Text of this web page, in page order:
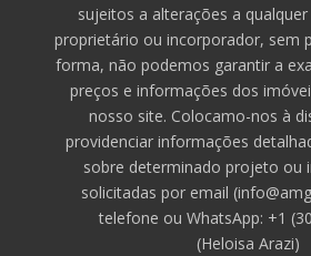
sujeitos a alterações a
proprietário ou incorporador, sem
forma, não podemos garantir a
preços e informações dos
nosso site. Colocamo-nos à
providenciar informações
sobre determinado projeto ou
solicitadas por email
telefone ou WhatsApp: +1
(Heloisa Arazi)